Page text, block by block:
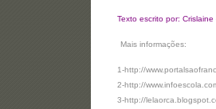
Texto escrito por:
Mais informações:
1-http://
2-http://
3-http://